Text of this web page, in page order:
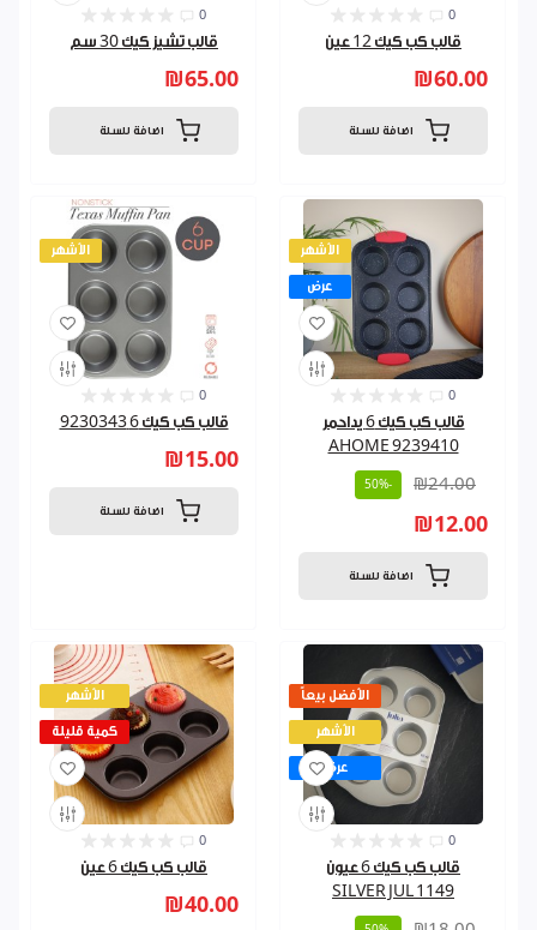
0
قالب تشيز كيك 30 سم
₪65.00
اضافة للسلة
0
قالب كب كيك 12 عين
₪60.00
اضافة للسلة
الأشهر
0
قالب كب كيك 6 9230343
₪15.00
اضافة للسلة
الأشهر
عرض
0
قالب كب كيك 6 يداحمر
AHOME 9239410
₪24.00
-50%
₪12.00
اضافة للسلة
الأشهر
كمية قليلة
0
قالب كب كيك 6 عين
₪40.00
الأفضل بيعاً
الأشهر
عرض
0
قالب كب كيك 6 عيون
SILVER JUL 1149